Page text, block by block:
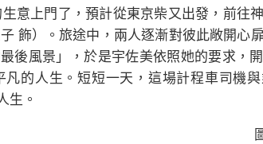
意上門了，預計從東京柴又出發，前往
飾）。旅途中，兩人逐漸對彼此敞開心
後風景」，於是宇佐美依照她的要求，
的人生。短短一天，這場計程車司機
生。